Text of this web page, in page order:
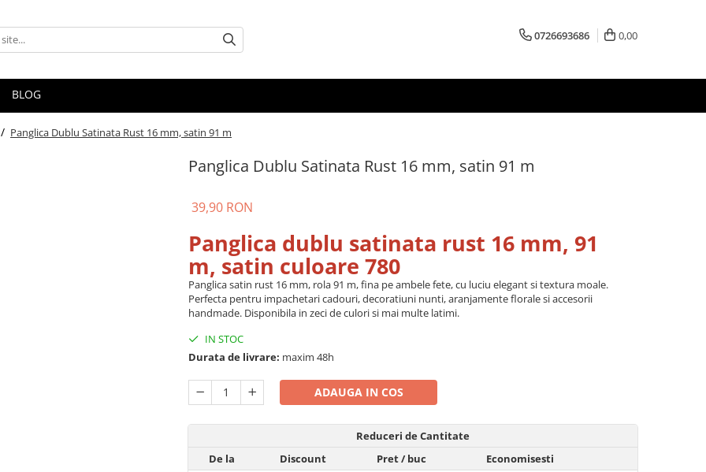
0726693686 0,00
BLOG
Panglica Dublu Satinata Rust 16 mm, satin 91 m
Panglica Dublu Satinata Rust 16 mm, satin 91 m
39,90 RON
Panglica dublu satinata rust 16 mm, 91
m, satin culoare 780
Panglica satin rust 16 mm, rola 91 m, fina pe ambele fete, cu luciu elegant si textura moale.
Perfecta pentru impachetari cadouri, decoratiuni nunti, aranjamente florale si accesorii
handmade. Disponibila in zeci de culori si mai multe latimi.
IN STOC
Durata de livrare: maxim 48h
ADAUGA IN COS
Reduceri de Cantitate
De la
Discount Pret/ buc
Economisesti